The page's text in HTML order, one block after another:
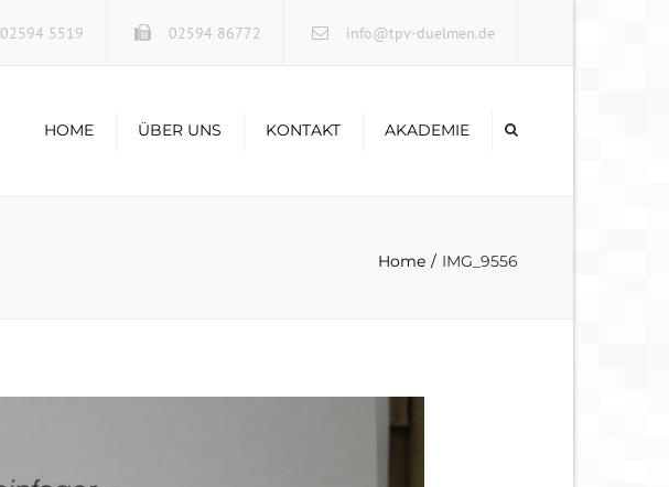
02594 5519 02594 86772 info@tpv-duelmen.de
HOME ÜBER UNS KONTAKT AKADEMIE
Home IMG_9556